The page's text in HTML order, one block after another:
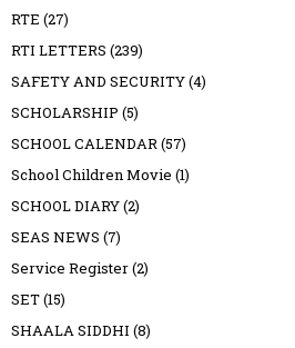
RTE (27)
RTI LETTERS (239)
SAFETY AND SECURITY(4)
SCHOLARSHIP (5)
SCHOOL CALENDAR(57)
School Children Movie (1)
SCHOOL DIARY(2)
SEAS NEWS (7)
Service Register(2)
SET(15)
SHAALA SIDDHI (8)